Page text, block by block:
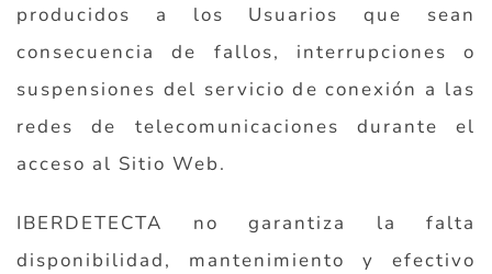
producidos a los Usuarios que sean
consecuencia de fallos, interrupciones o
suspensiones del servicio de conexión a las
redes de telecomunicaciones durante el
acceso al Sitio Web.
IBERDETECTA no garantiza la falta
disponibilidad, mantenimiento y efectivo